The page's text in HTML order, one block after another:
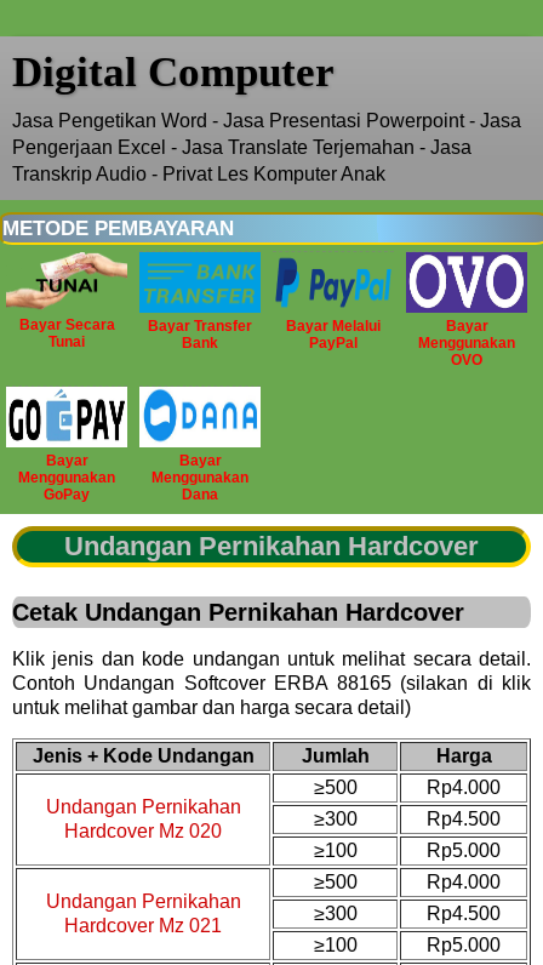
Digital Computer
Jasa Pengetikan Word - Jasa Presentasi Powerpoint - Jasa
Pengerjaan Excel - Jasa Translate Terjemahan - Jasa
Transkrip Audio - Privat Les Komputer Anak
METODE PEMBAYARAN
Bayar Secara
Tunai
Bayar Transfer
Bank
Bayar Melalui
PayPal
Bayar
Menggunakan
OVO
Bayar
Menggunakan
GoPay
Bayar
Menggunakan
Dana
Undangan Pernikahan Hardcover
Cetak Undangan Pernikahan Hardcover
Klik jenis dan kode undangan untuk melihat secara detail.
Contoh Undangan Softcover ERBA 88165 (silakan di klik
untuk melihat gambar dan harga secara detail)
Jenis + Kode Undangan Jumlah Harga
Undangan Pernikahan
Hardcover Mz 020
≥500
Rp4.000
≥300
Rp4.500
≥100
Rp5.000
Undangan Pernikahan
Hardcover Mz 021
≥500
Rp4.000
≥300
Rp4.500
≥100
Rp5.000